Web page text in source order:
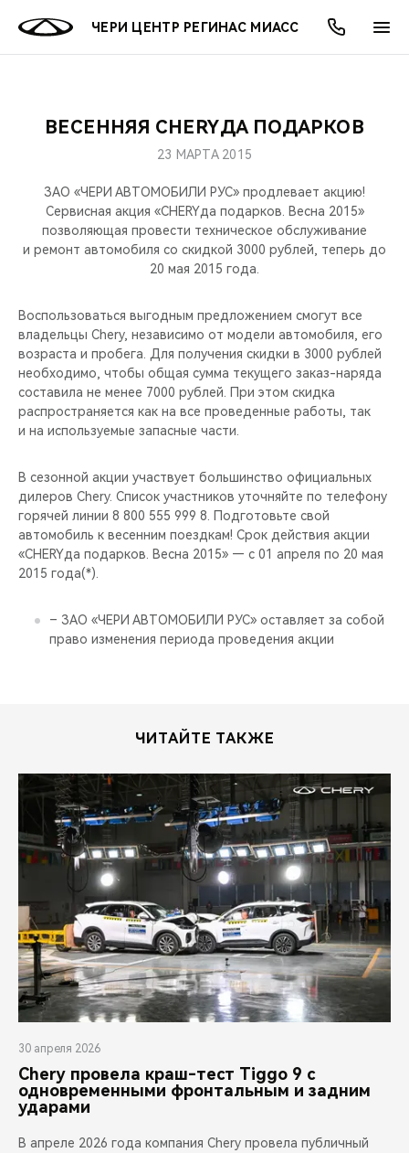
ЧЕРИ ЦЕНТР РЕГИНАС МИАСС
МОДЕЛИ
КРОССОВЕРЫ
НОВИНКИ
ПОКУПАТЕЛЯМ
КРЕДИТ И СТРАХОВАНИЕ
ВЛАДЕЛЬЦАМ
ЗАПЧАСТИ И АКСЕССУАРЫ
CHERY CONNECT
МИР CHERY
О БРЕНДЕ
ЛЮДИ CHERY
БЛАГОТВОРИТЕЛЬНОСТЬ
CHERY REMOTE
НАШИ МЕРОПРИЯТИЯ
ВИДЕООБЗОРЫ
АКЦИИ
ОНЛАЙН СЕРВИСЫ
КРЕДИТ
О КОМПАНИИ
МЫ В СОЦСЕТЯХ
ВЕСЕННЯЯ CHERYДА ПОДАРКОВ
23 МАРТА 2015
ЗАО «ЧЕРИ АВТОМОБИЛИ РУС» продлевает акцию!
Сервисная акция «CHERYда подарков. Весна 2015»
позволяющая провести техническое обслуживание
и ремонт автомобиля со скидкой 3000 рублей, теперь до
20 мая 2015 года.
Воспользоваться выгодным предложением смогут все
владельцы Chery, независимо от модели автомобиля, его
возраста и пробега. Для получения скидки в 3000 рублей
необходимо, чтобы общая сумма текущего заказ-наряда
составила не менее 7000 рублей. При этом скидка
распространяется как на все проведенные работы, так
и на используемые запасные части.
В сезонной акции участвует большинство официальных
дилеров Chery. Список участников уточняйте по телефону
горячей линии 8 800 555 999 8. Подготовьте свой
автомобиль к весенним поездкам! Срок действия акции
«CHERYда подарков. Весна 2015» — с 01 апреля по 20 мая
2015 года(*).
– ЗАО «ЧЕРИ АВТОМОБИЛИ РУС» оставляет за собой
право изменения периода проведения акции
ЧИТАЙТЕ ТАКЖЕ
30 апреля 2026
Chery провела краш-тест Tiggo 9 с
одновременными фронтальным и задним
ударами
В апреле 2026 года компания Chery провела публичный